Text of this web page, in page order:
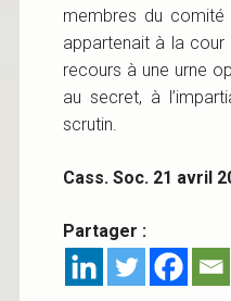
membres du
appartenait à la cour
recours à une urne
au secret, à
scrutin.
Cass. Soc. 21 avril
Partager :